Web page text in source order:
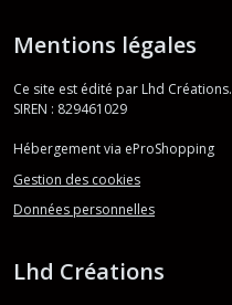
Mentions légales
Ce site est édité par Lhd Créations.
SIREN : 829461029
Hébergement via eProShopping
Gestion des cookies
Données personnelles
Lhd Créations